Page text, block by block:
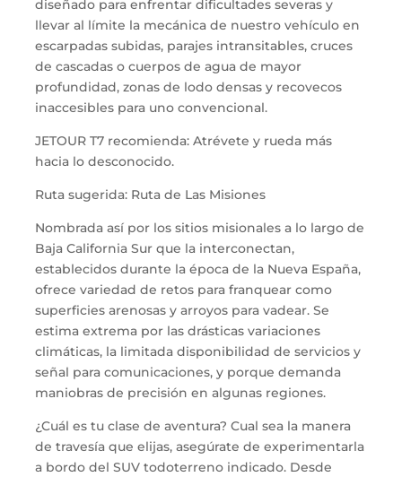
diseñado para enfrentar dificultades severas y
llevar al límite la mecánica de nuestro vehículo en
escarpadas subidas, parajes intransitables, cruces
de cascadas o cuerpos de agua de mayor
profundidad, zonas de lodo densas y recovecos
inaccesibles para uno convencional.
JETOUR T7 recomienda: Atrévete y rueda más
hacia lo desconocido.
Ruta sugerida: Ruta de Las Misiones
Nombrada así por los sitios misionales a lo largo de
Baja California Sur que la interconectan,
establecidos durante la época de la Nueva España,
ofrece variedad de retos para franquear como
superficies arenosas y arroyos para vadear. Se
estima extrema por las drásticas variaciones
climáticas, la limitada disponibilidad de servicios y
señal para comunicaciones, y porque demanda
maniobras de precisión en algunas regiones.
¿Cuál es tu clase de aventura? Cual sea la manera
de travesía que elijas, asegúrate de experimentarla
a bordo del SUV todoterreno indicado. Desde